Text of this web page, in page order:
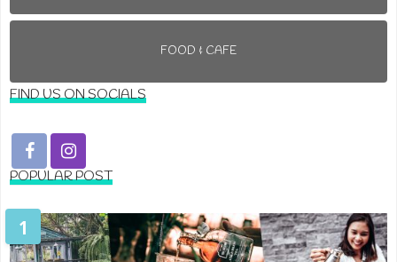
FOOD & CAFE
FIND US ON SOCIALS
POPULAR POST
1